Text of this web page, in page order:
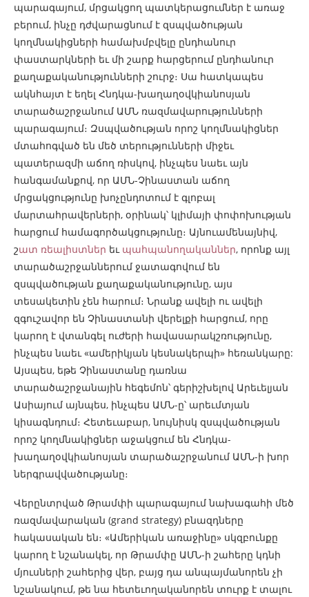
պարագայում, մրցակցող պատկերացումներ է առաջ
բերում, ինչը դժվարացնում է զսպվածության
կողմնակիցների համախմբվելը ընդհանուր
փաստարկների եւ մի շարք հարցերում ընդհանուր
քաղաքականությունների շուրջ։ Սա հատկապես
ակնհայտ է եղել Հնդկա-խաղաղօվկիանոսյան
տարածաշրջանում ԱՄՆ ռազմավարությունների
պարագայում։ Զսպվածության որոշ կողմնակիցներ
մտահոգված են մեծ տերությունների միջեւ
պատերազմի աճող ռիսկով, ինչպես նաեւ այն
հանգամանքով, որ ԱՄՆ-Չինաստան աճող
մրցակցությունը խոչընդոտում է գլոբալ
մարտահրավերների, օրինակ՝ կլիմայի փոփոխության
հարցում համագործակցությունը։ Այնուամենայնիվ,
շատ ռեալիստներ եւ պահպանողականներ, որոնք այլ
տարածաշրջաններում ջատագովում են
զսպվածության քաղաքականությունը, այս
տեսակետին չեն հարում։ Նրանք ավելի ու ավելի
զգուշավոր են Չինաստանի վերելքի հարցում, որը
կարող է վտանգել ուժերի հավասարակշռությունը,
ինչպես նաեւ «ամերիկյան կեսնակերպի» հեռանկարը:
Այսպես, եթե Չինաստանը դառնա
տարածաշրջանային հեգեմոն՝ գերիշխելով Արեւելյան
Ասիայում այնպես, ինչպես ԱՄՆ-ը՝ արեւմտյան
կիսագնդում։ Հետեւաբար, նույնիսկ զսպվածության
որոշ կողմնակիցներ աջակցում են Հնդկա-
խաղաղօվկիանոսյան տարածաշրջանում ԱՄՆ-ի խոր
ներգրավվածությանը։
Վերընտրված Թրամփի պարագայում նախագահի մեծ
ռազմավարական (grand strategy) բնազդները
հակասական են։ «Ամերիկան առաջինը» սկզբունքը
կարող է նշանակել, որ Թրամփը ԱՄՆ-ի շահերը կդնի
մյուսների շահերից վեր, բայց դա անպայմանորեն չի
նշանակում, թե նա հետեւողականորեն տուրք է տալու